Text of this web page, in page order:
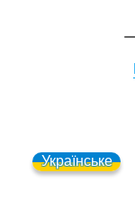
Українське